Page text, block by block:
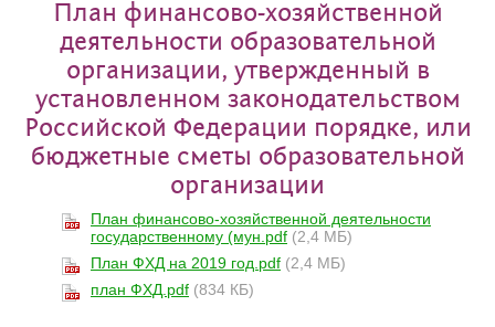
План финансово-хозяйственной
деятельности образовательной
организации, утвержденный в
установленном законодательством
Российской Федерации порядке, или
бюджетные сметы образовательной
организации
План финансово-хозяйственной деятельности
государственному (мун.pdf (2,4 МБ)
План ФХД на 2019 год.pdf (2,4 МБ)
план ФХД.pdf (834 КБ)